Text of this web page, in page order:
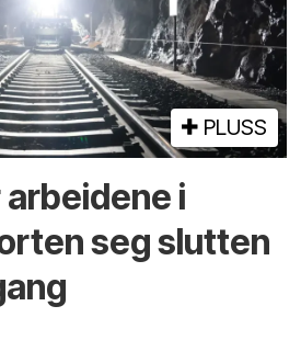
PLUSS
i
seg slutten